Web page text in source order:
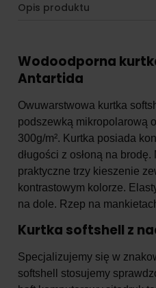
Opis produktu
Wodoodporna
Antartida
Owuwarstwowa kurtka
podszewką mikropolarową
300g/m². Kurtka posiada
długości z osłoną na
praktyczne trzy kieszenie
kontrastowym kolorze.
na dole. Rzep na
Kurtka softshell z
Specjalizujemy się w
softshell stosujemy